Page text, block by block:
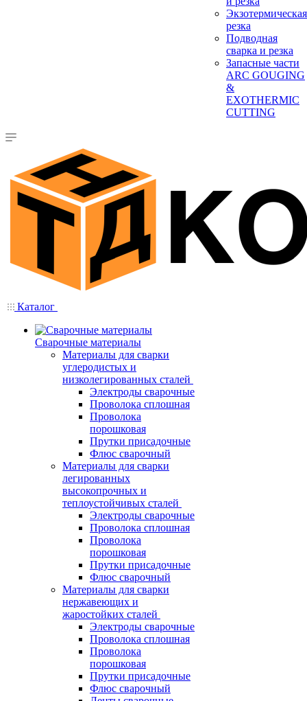
Экзотермическая
резка
Подводная
сварка и резка
Запасные части
ARC GOUGING
&
EXOTHERMIC
CUTTING
Каталог
Сварочные материалы
Материалы для сварки
углеродистых и
низколегированных сталей
Электроды сварочные
Проволока сплошная
Проволока
порошковая
Прутки присадочные
Флюс сварочный
Материалы для сварки
легированных
высокопрочных и
теплоустойчивых сталей
Электроды сварочные
Проволока сплошная
Проволока
порошковая
Прутки присадочные
Флюс сварочный
Материалы для сварки
нержавеющих и
жаростойких сталей
Электроды сварочные
Проволока сплошная
Проволока
порошковая
Прутки присадочные
Флюс сварочный